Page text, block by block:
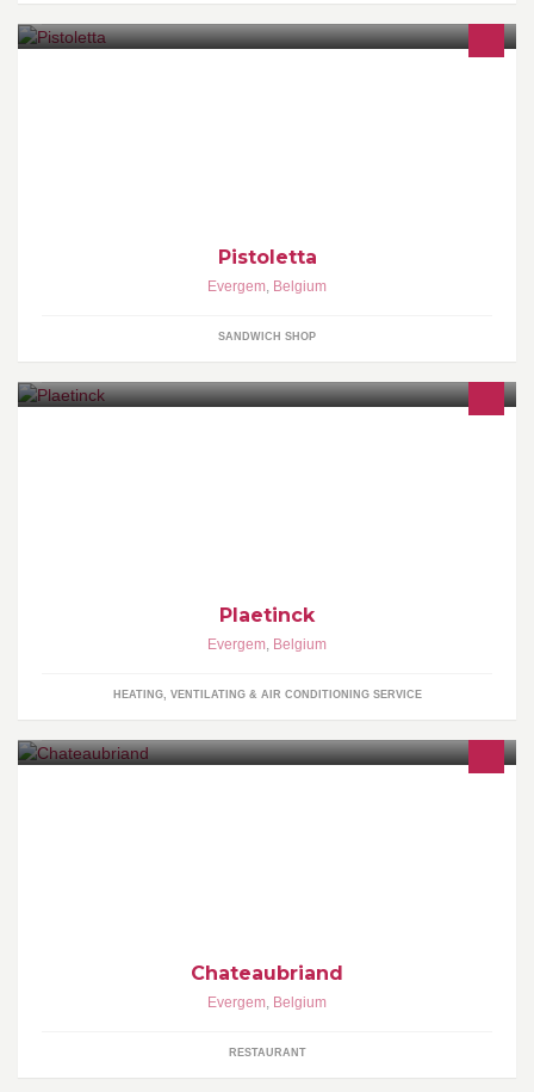
Pistoletta
Evergem, Belgium
SANDWICH SHOP
Plaetinck
Evergem, Belgium
HEATING, VENTILATING & AIR CONDITIONING SERVICE
Chateaubriand
Evergem, Belgium
RESTAURANT